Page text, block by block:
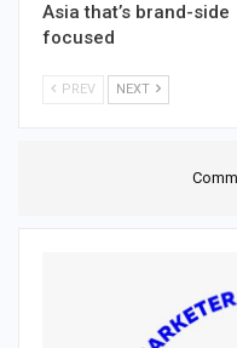
Asia that’s brand-side
focused
PREV NEXT